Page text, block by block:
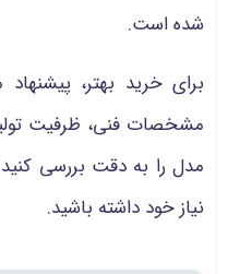
شده است.
برای خرید بهتر،
مشخصات فنی، ظرفیت
مدل را به دقت بررسی
نیاز خود داشته باشید.